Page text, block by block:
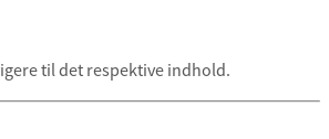
til det respektive indhold.